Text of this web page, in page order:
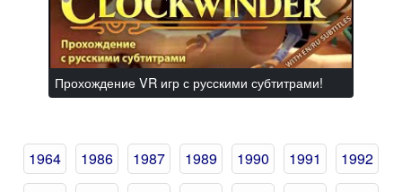
Прохождение VR игр с русскими субтитрами!
1964 1986 1987 1989 1990 1991
1992